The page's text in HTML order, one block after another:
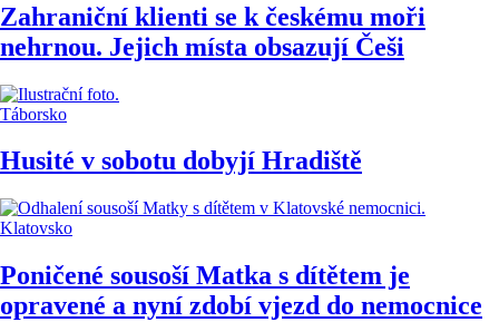
Zahraniční klienti se k českému moři
nehrnou. Jejich místa obsazují Češi
Táborsko
Husité v sobotu dobyjí Hradiště
Klatovsko
Poničené sousoší Matka s dítětem je
opravené a nyní zdobí vjezd do nemocnice